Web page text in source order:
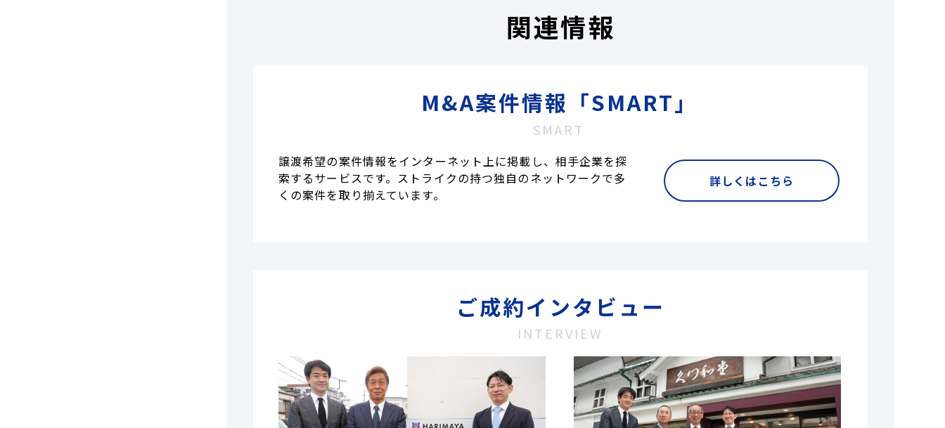
関連情報
M&A案件情報「SMART」
SMART
譲渡希望の案件情報をインターネット上に掲載し、相手企業を探
索するサービスです。ストライクの持つ独自のネットワークで多
くの案件を取り揃えています。
詳しくはこちら
ご成約インタビュー
INTERVIEW